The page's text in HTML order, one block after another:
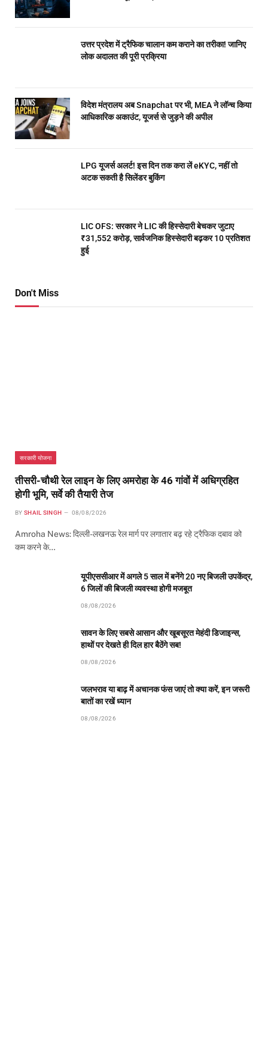
उत्तर प्रदेश में ट्रैफिक चालान कम कराने का तरीका! जानिए
लोक अदालत की पूरी प्रक्रिया
विदेश मंत्रालय अब Snapchat पर भी, MEA ने लॉन्च किया
आधिकारिक अकाउंट, यूजर्स से जुड़ने की अपील
LPG यूजर्स अलर्ट! इस दिन तक करा लें eKYC, नहीं तो
अटक सकती है सिलेंडर बुकिंग
LIC OFS: सरकार ने LIC की हिस्सेदारी बेचकर जुटाए
₹31,552 करोड़, सार्वजनिक हिस्सेदारी बढ़कर 10 प्रतिशत
हुई
Don't Miss
सरकारी योजना
तीसरी-चौथी रेल लाइन के लिए अमरोहा के 46 गांवों में अधिग्रहित
होगी भूमि, सर्वे की तैयारी तेज
BY SHAIL SINGH 08/08/2026
Amroha News: दिल्ली-लखनऊ रेल मार्ग पर लगातार बढ़ रहे ट्रैफिक दबाव को
कम करने के…
यूपीएससीआर में अगले 5 साल में बनेंगे 20 नए बिजली उपकेंद्र,
6 जिलों की बिजली व्यवस्था होगी मजबूत
08/08/2026
सावन के लिए सबसे आसान और खूबसूरत मेहंदी डिजाइन्स,
हाथों पर देखते ही दिल हार बैठेंगे सब!
08/08/2026
जलभराव या बाढ़ में अचानक फंस जाएं तो क्या करें, इन जरूरी
बातों का रखें ध्यान
08/08/2026